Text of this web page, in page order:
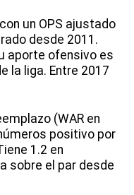
un OPS ajustado
desde 2011.
aporte ofensivo es
la liga. Entre 2017
(WAR en
positivo por
1.2 en
sobre el par desde